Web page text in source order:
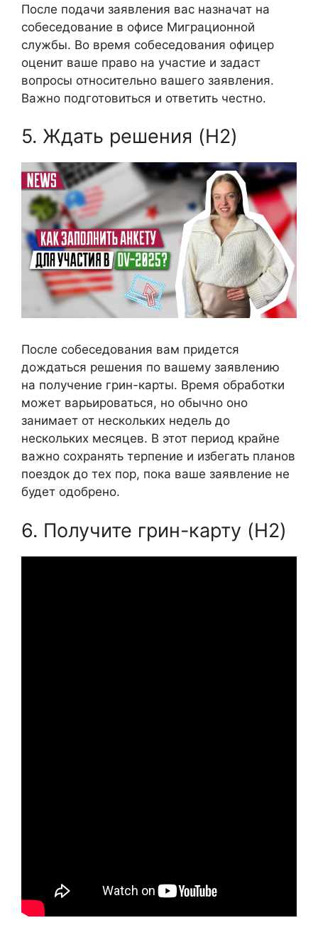
После подачи заявления вас назначат на
собеседование в офисе Миграционной
службы. Во время собеседования офицер
оценит ваше право на участие и задаст
вопросы относительно вашего заявления.
Важно подготовиться и ответить честно.
5. Ждать решения (H2)
После собеседования вам придется
дождаться решения по вашему заявлению
на получение грин-карты. Время обработки
может варьироваться, но обычно оно
занимает от нескольких недель до
нескольких месяцев. В этот период крайне
важно сохранять терпение и избегать планов
поездок до тех пор, пока ваше заявление не
будет одобрено.
6. Получите грин-карту (H2)